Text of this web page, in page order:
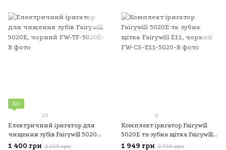
Хіт
25
Електричний іригатор для
чищення зубів Fairywill 5020E,
чорний
1 400 грн 2 299 грн
6
Комплект іригатор Fairywill
5020E та зубна щітка Fairywill
E11, чорний
1 949 грн 2 799 грн